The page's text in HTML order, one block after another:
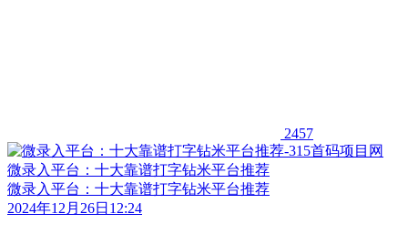
2457
微录入平台：十大靠谱打字钻米平台推荐
微录入平台：十大靠谱打字钻米平台推荐
2024年12月26日12:24